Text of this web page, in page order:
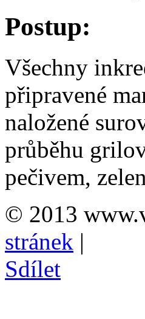
Postup:
Všechny
připravené
naložené
průběhu
pečivem,
© 2013
stránek |
Sdílet